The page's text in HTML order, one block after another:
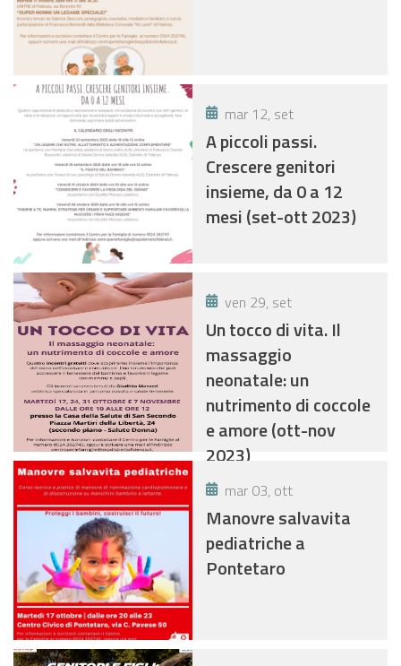
mar 12, set
A piccoli passi.
Crescere genitori
insieme, da 0 a 12
mesi (set-ott 2023)
ven 29, set
Un tocco di vita. Il
massaggio
neonatale: un
nutrimento di coccole
e amore (ott-nov
2023)
mar 03, ott
Manovre salvavita
pediatriche a
Pontetaro